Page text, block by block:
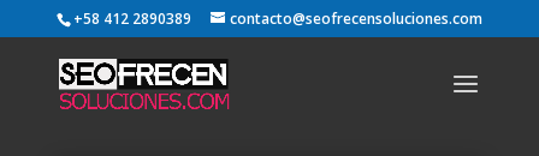
+58 412 2890389 contacto@seofrecensoluciones.com